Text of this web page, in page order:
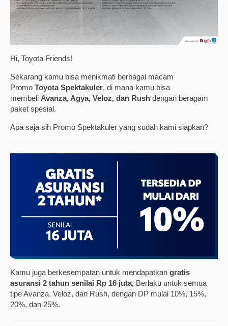
Hi, Toyota Friends!
Sekarang kamu bisa menikmati berbagai macam
Promo Toyota Spektakuler, di mana kamu bisa
membeli Avanza, Agya, Veloz, dan Rush dengan beragam
paket spesial.
Apa saja sih Promo Spektakuler yang sudah kami siapkan?
Kamu juga berkesempatan untuk mendapatkan gratis
asuransi 2 tahun senilai Rp 16 juta, Berlaku untuk semua
tipe Avanza, Veloz, dan Rush, dengan DP mulai 10%, 15%,
20%, dan 25%.